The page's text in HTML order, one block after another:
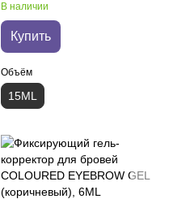
В наличии
Купить
Объём
15ML